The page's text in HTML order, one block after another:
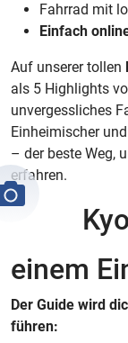
Fahrrad mit
Einfach
Auf unserer tollen
als 5 Highlights
unvergessliches
Einheimischer
– der beste Weg,
erfahren.
einem
Der Guide wird
führen: